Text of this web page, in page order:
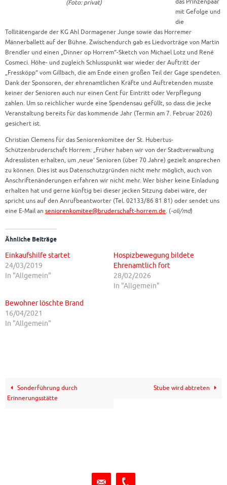
(Foto: privat)
das Prinzenpaar
mit Gefolge und
die
Tollitätengarde der KG Ahl Dormagener Junge sowie das Horremer
Männerballett auf der Bühne. Zwischendurch gab es Liedvorträge von Martin
Brendler und einen „Dinner op Horrem“-Sketch von Michael Lotz und René
Cosmeci. Höhe- und zugleich Schlusspunkt war wieder der Auftritt der
„Fressköpp“ vom Gillbach, die am Ende einen großen Teil der Gage spendeten.
Dank der Sponsoren, der ehrenamtlichen Kräfte und Auftretenden musste
keiner der Senioren auch nur einen Cent für Eintritt oder Verpflegung
zahlen. Um so reichlicher wurde eine Spendensau gefüllt, so dass die jecke
Veranstaltung bereits für das kommende Jahr (Termin am 7. Februar 2026)
gesichert ist.
Christian Clemens für das Seniorenkomitee der St. Hubertus-
Schützenbruderschaft Horrem: „Früher haben wir von der Stadtverwaltung
Adresslisten erhalten, um ,neue‘ Senioren (über 70 Jahre) gezielt ansprechen
zu können. Dies ist aus Datenschutzgründen nicht mehr möglich, auch von
Anschriftenänderungen erfahren wir nicht mehr. Wer bisher keine Einladung
erhalten hat und gerne künftig bei dieser jecken Sitzung dabei wäre, der
spricht uns auf den Anrufbeantworter (Tel. 02133/86 81 81) oder sendet uns
eine E-Mail an seniorenkomitee@bruderschaft-horrem.de. (-oli/md)
Ähnliche Beiträge
Einkaufshilfe startet
24/03/2019
In "Allgemein"
Hospizbewegung bildete
Ehrenamtlich fort
28/02/2026
In "Allgemein"
Bewohner löschte Brand
16/04/2021
In "Allgemein"
Sonderführung durch
Erinnerungsstätte
Stube wird abtreten